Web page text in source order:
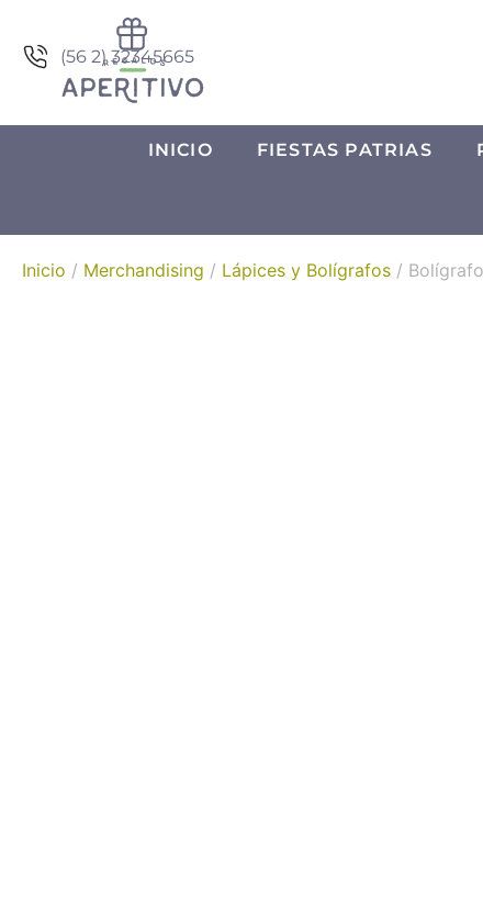
(56 2) 32345665
INICIO FIESTAS PATRIAS
Inicio / Merchandising / Lápices y Bolígrafos /